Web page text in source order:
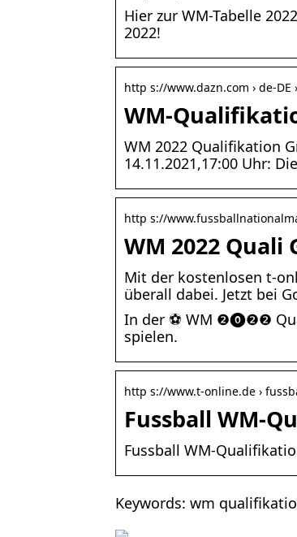
Hier zur WM-Tabelle
2022!
http s://www.dazn.com › de-DE
WM-
WM 2022 Qualifikation
14.11.2021,17:00 Uhr:
http s://
WM 2022 Quali
Mit der kostenlosen t-
überall dabei. Jetzt bei
In der ⚽ WM ❷⓿❷❷
spielen.
http s://www.t-online.de ›
Fussball WM-
Fussball WM-
Keywords: wm